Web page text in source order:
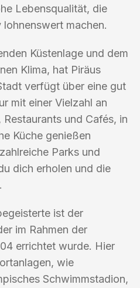
Lebensqualität, die
machen.
Küstenlage und dem
Klima, hat Piräus
verfügt über eine gut
mit einer Vielzahl an
und Cafés, in
Küche genießen
Parks und
dich erholen und die
ist der
im Rahmen der
errichtet wurde. Hier
wie
Schwimmstadion,